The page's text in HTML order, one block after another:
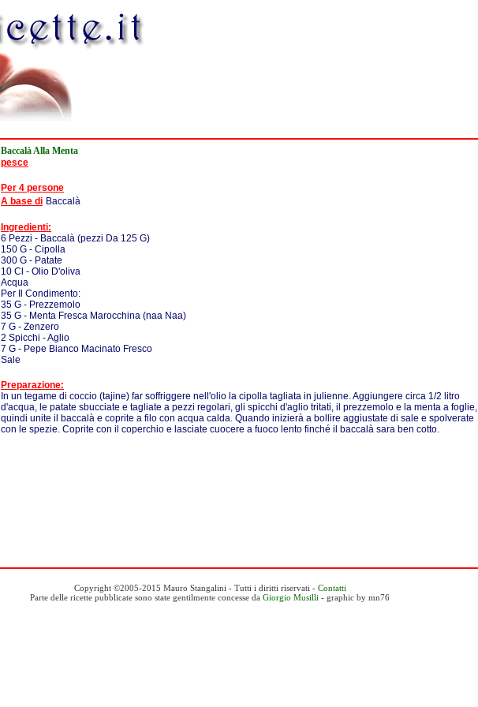
Baccalà Alla Menta
pesce
Per 4 persone
A base di Baccalà
Ingredienti:
6 Pezzi - Baccalà (pezzi Da 125 G)
150 G - Cipolla
300 G - Patate
10 Cl - Olio D'oliva
Acqua
Per Il Condimento:
35 G - Prezzemolo
35 G - Menta Fresca Marocchina (naa Naa)
7 G - Zenzero
2 Spicchi - Aglio
7 G - Pepe Bianco Macinato Fresco
Sale
Preparazione:
In un tegame di coccio (tajine) far soffriggere nell'olio la cipolla tagliata in julienne. Aggiungere circa 1/2 litro
d'acqua, le patate sbucciate e tagliate a pezzi regolari, gli spicchi d'aglio tritati, il prezzemolo e la menta a foglie,
quindi unite il baccalà e coprite a filo con acqua calda. Quando inizierà a bollire aggiustate di sale e spolverate
con le spezie. Coprite con il coperchio e lasciate cuocere a fuoco lento finché il baccalà sara ben cotto.
Copyright ©2005-2015 Mauro Stangalini - Tutti i diritti riservati - Contatti
Parte delle ricette pubblicate sono state gentilmente concesse da Giorgio Musilli - graphic by mn76